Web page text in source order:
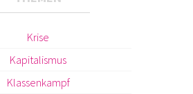
Krise
Kapitalismus
Klassenkampf